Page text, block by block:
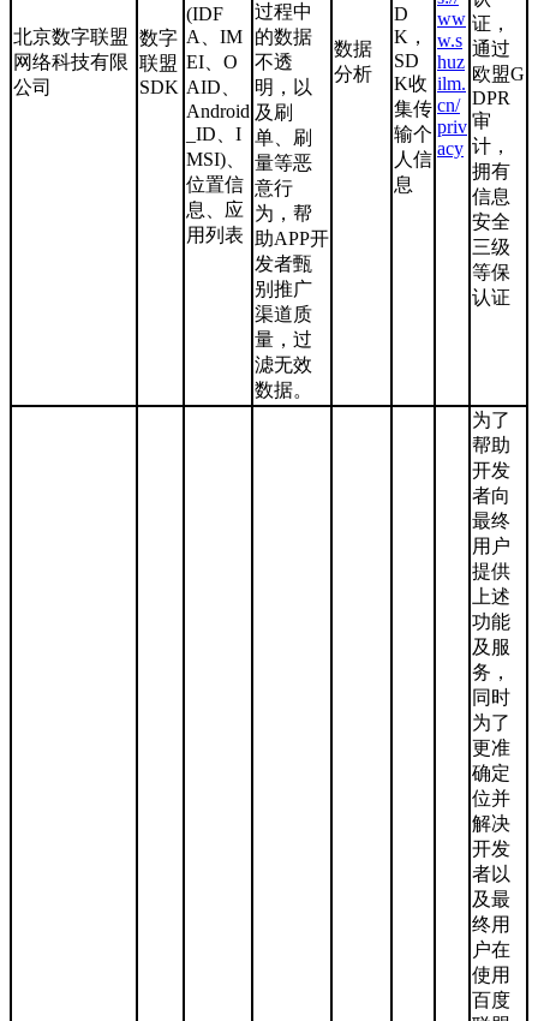
北京数字联盟
网络科技有限
公司
数字
联盟
SDK
(IDF
A、IM
EI、O
AID、
Android
_ID、I
MSI)、
位置信
息、应
用列表
过程中
的数据
不透
明，以
及刷
单、刷
量等恶
意行
为，帮
助APP开
发者甄
别推广
渠道质
量，过
滤无效
数据。
数据
分析
D
K，
SD
K收
集传
输个
人信
息
ww
w.s
huz
ilm.
cn/
priv
acy
证，
通过
欧盟G
DPR
审
计，
拥有
信息
安全
三级
等保
认证
为了
帮助
开发
者向
最终
用户
提供
上述
功能
及服
务，
同时
为了
更准
确定
位并
解决
开发
者以
及最
终用
户在
使用
百度